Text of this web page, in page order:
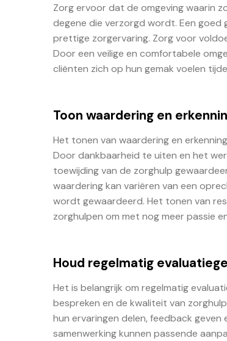
Zorg ervoor dat de omgeving waarin
degene die verzorgd wordt. Een goed
prettige zorgervaring. Zorg voor
Door een veilige en comfortabele
cliënten zich op hun gemak voelen
Toon waardering en
Het tonen van waardering en
Door dankbaarheid te uiten en het
toewijding van de zorghulp
waardering kan variëren van een
wordt gewaardeerd. Het tonen van
zorghulpen om met nog meer passie
Houd regelmatig
Het is belangrijk om regelmatig
bespreken en de kwaliteit van
hun ervaringen delen, feedback
samenwerking kunnen passende